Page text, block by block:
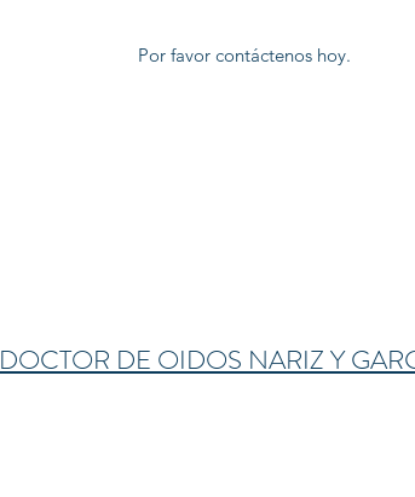
Por favor contáctenos hoy.
DOCTOR DE OIDOS NARIZ Y